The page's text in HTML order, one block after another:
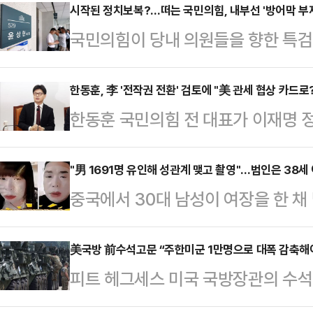
중앙지방법원 남세진 영장전담 부
멸할 염려가 있다"며 윤 전 대통령
는 전날 오후 2시22분부터 9시1분
특검 측 주장과 윤 전 대통령 측 주
다. 윤 전 대통령은 지난 3월8일 내
풀려난 뒤 1…
시작된 정치보복?…떠는 국민의힘, 내부선 '방어막 부
국민의힘이 당내 의원들을 향한 특
구축에 나섰다. 이번 수사를 즉각 '
기구 설치를 예고하는 등 적극적으
통령을 향해 본인 재판에 임해야 한
있다. 하지만 당내 일각에선 이미
인 방법이 없다는 우려가 감지되고
원내대표는 9일 국회에서 열린 의
칼을 휘두르기 시작했다.…
한동훈, 李 '전작권 전환' 검토에 "美 관세 협상 카드
한동훈 국민의힘 전 대표가 이재명
제권(전작권) 전환을 검토할 수 있
라며 우려를 표했다.한동훈 전 대
기 시 미국이 대한민국과 함께 싸울
억제(extended deterrence)의 상
는 미국의 전략자산인 핵잠수함과
계를 유지해야 한다"고 주장했다.
작전권 환…
"男 1691명 유인해 성관계 맺고 촬영"…범인은 38세
중국에서 30대 남성이 여장을 한
포한 혐의로 경찰에 붙잡혔다.8일(
방 경찰은 지난 6일 음란물 유포
했다.이른바 '붉은 삼촌'이라고 불
집으로 유혹해 성관계를 맺으며 이
美국방 前수석고문 “주한미군 1만명으로 대폭 감축해
피트 헤그세스 미국 국방장관의 수
8500명가량인 주한미군 중에서 지